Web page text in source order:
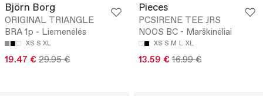
Björn Borg
ORIGINAL TRIANGLE
BRA 1p - Liemenėlės
XS S XL
19.47 € 29.95 €
Pieces
PCSIRENE TEE JRS
NOOS BC - Marškinėliai
XS S M L XL
13.59 € 16.99 €